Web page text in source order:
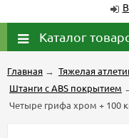
Каталог
Главная → Тяжелая
Штанги с ABS покрытием
Четыре грифа хром + 100